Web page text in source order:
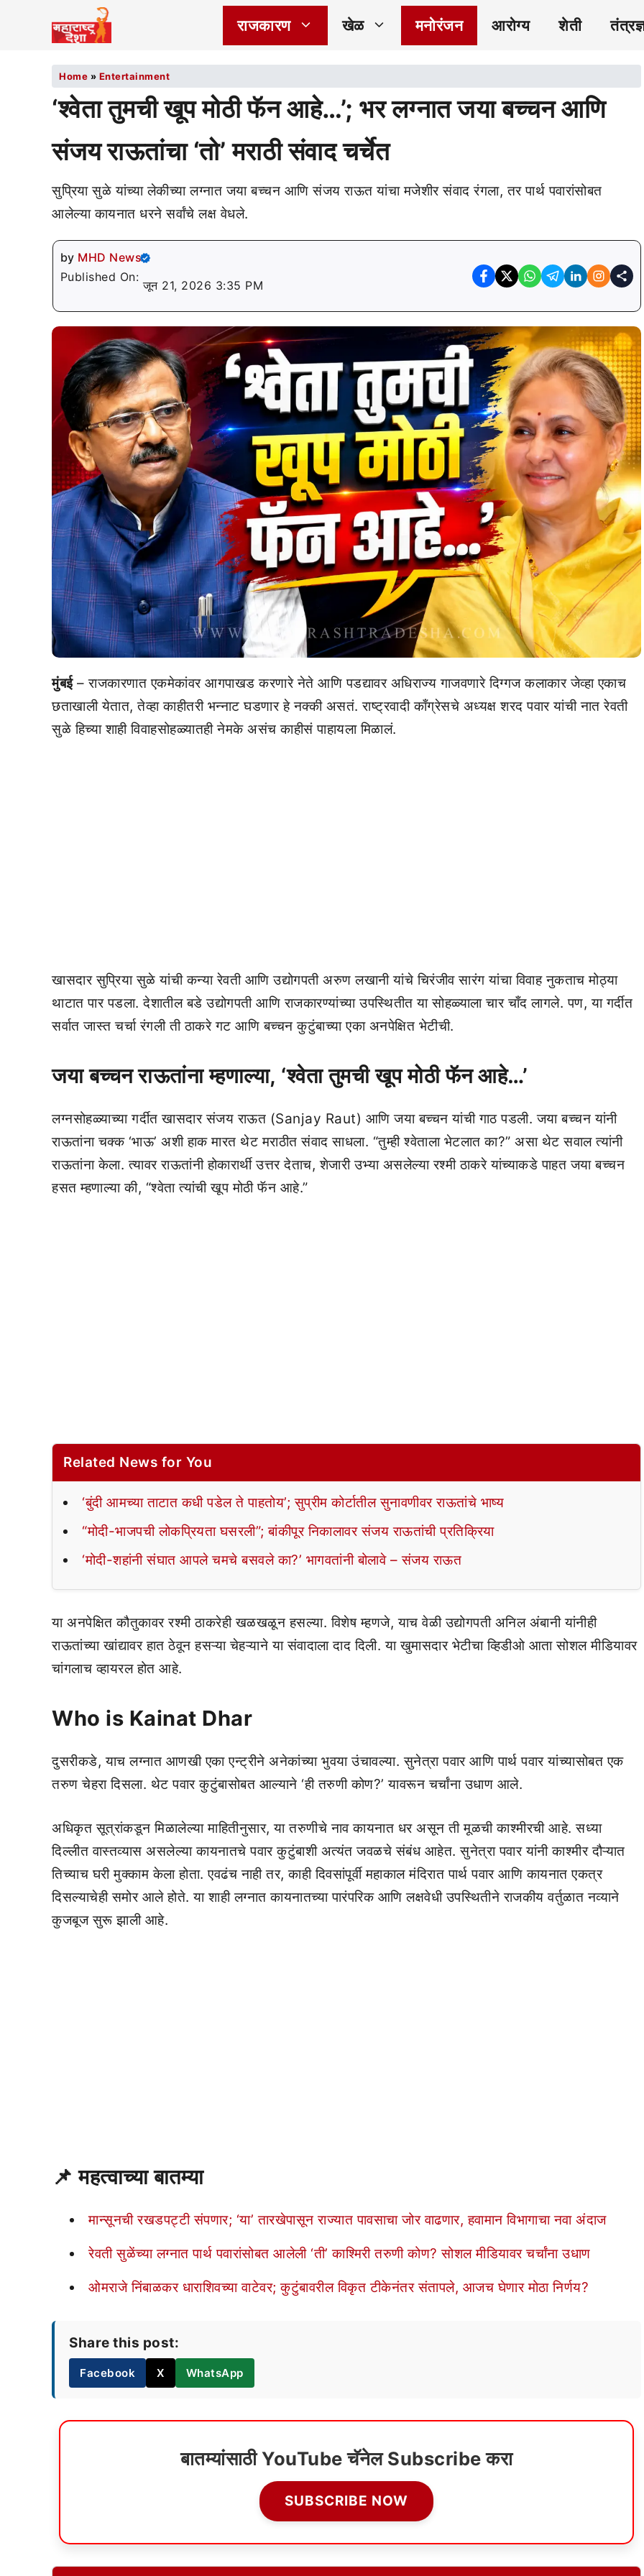
राजकारण खेळ मनोरंजन आरोग्य शेती
Home » Entertainment
‘श्वेता तुमची खूप मोठी फॅन आहे…’; भर लग्नात जया बच्चन आणि
संजय राऊतांचा ‘तो’ मराठी संवाद चर्चेत
सुप्रिया सुळे यांच्या लेकीच्या लग्नात जया बच्चन आणि संजय राऊत यांचा मजेशीर संवाद रंगला, तर पार्थ पवारांसोबत
आलेल्या कायनात धरने सर्वांचे लक्ष वेधले.
by MHD News
Published On:
जून 21, 2026 3:35 PM
मुंबई– राजकारणात एकमेकांवर आगपाखड करणारे नेते आणि पडद्यावर अधिराज्य गाजवणारे दिग्गज कलाकार जेव्हा एकाच
छताखाली येतात, तेव्हा काहीतरी भन्नाट घडणार हे नक्की असतं. राष्ट्रवादी काँग्रेसचे अध्यक्ष शरद पवार यांची नात रेवती
सुळे हिच्या शाही विवाहसोहळ्यातही नेमके असंच काहीसं पाहायला मिळालं.
खासदार सुप्रिया सुळे यांची कन्या रेवती आणि उद्योगपती अरुण लखानी यांचे चिरंजीव सारंग यांचा विवाह नुकताच मोठ्या
थाटात पार पडला. देशातील बडे उद्योगपती आणि राजकारण्यांच्या उपस्थितीत या सोहळ्याला चार चाँद लागले. पण, या गर्दीत
सर्वात जास्त चर्चा रंगली ती ठाकरे गट आणि बच्चन कुटुंबाच्या एका अनपेक्षित भेटीची.
जया बच्चन राऊतांना म्हणाल्या, ‘श्वेता तुमची खूप मोठी फॅन आहे…’
लग्नसोहळ्याच्या गर्दीत खासदार संजय राऊत (Sanjay Raut) आणि जया बच्चन यांची गाठ पडली. जया बच्चन यांनी
राऊतांना चक्क ‘भाऊ’ अशी हाक मारत थेट मराठीत संवाद साधला. “तुम्ही श्वेताला भेटलात का?” असा थेट सवाल त्यांनी
राऊतांना केला. त्यावर राऊतांनी होकारार्थी उत्तर देताच, शेजारी उभ्या असलेल्या रश्मी ठाकरे यांच्याकडे पाहत जया बच्चन
हसत म्हणाल्या की, “श्वेता त्यांची खूप मोठी फॅन आहे.”
Related News for You
‘बुंदी आमच्या ताटात कधी पडेल ते पाहतोय’; सुप्रीम कोर्टातील सुनावणीवर राऊतांचे भाष्य
“मोदी-भाजपची लोकप्रियता घसरली”; बांकीपूर निकालावर संजय राऊतांची प्रतिक्रिया
‘मोदी-शहांनी संघात आपले चमचे बसवले का?’ भागवतांनी बोलावे – संजय राऊत
या अनपेक्षित कौतुकावर रश्मी ठाकरेही खळखळून हसल्या. विशेष म्हणजे, याच वेळी उद्योगपती अनिल अंबानी यांनीही
राऊतांच्या खांद्यावर हात ठेवून हसऱ्या चेहऱ्याने या संवादाला दाद दिली. या खुमासदार भेटीचा व्हिडीओ आता सोशल मीडियावर
चांगलाच व्हायरल होत आहे.
Who is Kainat Dhar
दुसरीकडे, याच लग्नात आणखी एका एन्ट्रीने अनेकांच्या भुवया उंचावल्या. सुनेत्रा पवार आणि पार्थ पवार यांच्यासोबत एक
तरुण चेहरा दिसला. थेट पवार कुटुंबासोबत आल्याने ‘ही तरुणी कोण?’ यावरून चर्चांना उधाण आले.
अधिकृत सूत्रांकडून मिळालेल्या माहितीनुसार, या तरुणीचे नाव कायनात धर असून ती मूळची काश्मीरची आहे. सध्या
दिल्लीत वास्तव्यास असलेल्या कायनातचे पवार कुटुंबाशी अत्यंत जवळचे संबंध आहेत. सुनेत्रा पवार यांनी काश्मीर दौऱ्यात
तिच्याच घरी मुक्काम केला होता. एवढंच नाही तर, काही दिवसांपूर्वी महाकाल मंदिरात पार्थ पवार आणि कायनात एकत्र
दिसल्याचेही समोर आले होते. या शाही लग्नात कायनातच्या पारंपरिक आणि लक्षवेधी उपस्थितीने राजकीय वर्तुळात नव्याने
कुजबूज सुरू झाली आहे.
📌महत्वाच्या बातम्या
मान्सूनची रखडपट्टी संपणार; ‘या’ तारखेपासून राज्यात पावसाचा जोर वाढणार, हवामान विभागाचा नवा अंदाज
रेवती सुळेंच्या लग्नात पार्थ पवारांसोबत आलेली ‘ती’ काश्मिरी तरुणी कोण? सोशल मीडियावर चर्चांना उधाण
ओमराजे निंबाळकर धाराशिवच्या वाटेवर; कुटुंबावरील विकृत टीकेनंतर संतापले, आजच घेणार मोठा निर्णय?
Share this post:
Facebook X WhatsApp
बातम्यांसाठी YouTube चॅनेल Subscribe करा
SUBSCRIBE NOW